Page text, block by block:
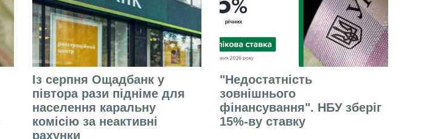
Із серпня Ощадбанк у
півтора рази підніме для
населення каральну
комісію за неактивні
рахунки
"Недостатність
зовнішнього
фінансування". НБУ зберіг
15%-ву ставку